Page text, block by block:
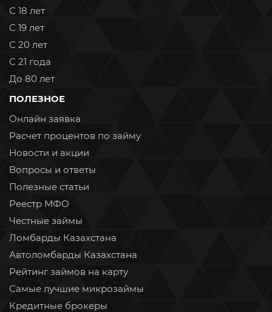
С 18 лет
С 19 лет
С 20 лет
С 21 года
До 80 лет
ПОЛЕЗНОЕ
Онлайн заявка
Расчет процентов по займу
Новости и акции
Вопросы и ответы
Полезные статьи
Реестр МФО
Честные займы
Ломбарды Казахстана
Автоломбарды Казахстана
Рейтинг займов на карту
Самые лучшие микрозаймы
Кредитные брокеры